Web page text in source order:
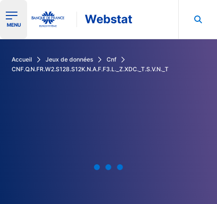
Ouvrir le menu de navigation
MENU Webstat
Accueil Jeux de données
Cnf
CNF.Q.N.FR.W2.S128.S12K.N.A.F.F3.L._Z.XDC._T.S.V.N._T